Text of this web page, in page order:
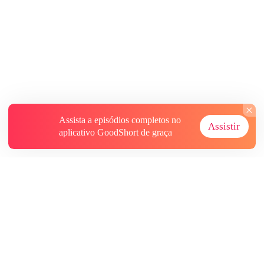
Assista a episódios completos no
aplicativo GoodShort de graça
Assistir